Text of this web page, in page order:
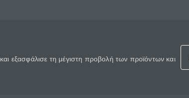
εξασφάλισε τη μέγιστη προβολή των προϊόντων και